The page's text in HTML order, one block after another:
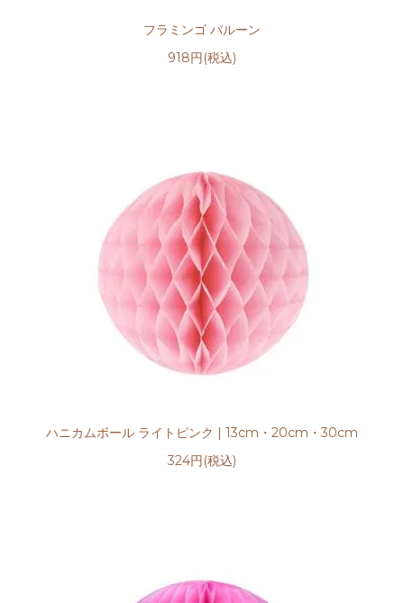
フラミンゴ バルーン
918円(税込)
ハニカムボール ライトピンク | 13cm・20cm・30cm
324円(税込)